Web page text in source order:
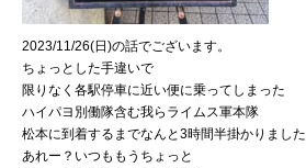
2023/11/26(日)の話でございます。
ちょっとした手違いで
限りなく各駅停車に近い便に乗ってしまった
ハイパヨ別働隊含む我らライムス軍本隊
松本に到着するまでなんと3時間半掛かりました
あれー？いつももうちょっと